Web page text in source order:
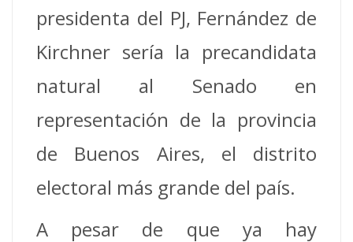
presidenta del PJ, Fernández de
Kirchner sería la precandidata
natural al Senado en
representación de la provincia
de Buenos Aires, el distrito
electoral más grande del país.
A pesar de que ya hay